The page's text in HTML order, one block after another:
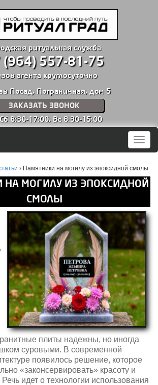
ритуальная служба
(964) 557-81-75
агента круглосуточно
Посад, Пограничная, дом 5
ЗАКАЗАТЬ ЗВОНОК
8:30-17:00, Вс 8:30-15:00
Меню
› Памятники на могилу из эпоксидной смолы
НА МОГИЛУ ИЗ ЭПОКСИДНОЙ
СМОЛЫ
плиты надежны, но иногда
суровыми. В современной
появилось решение, которое
«законсервировать» красоту и
идет о технологии использования